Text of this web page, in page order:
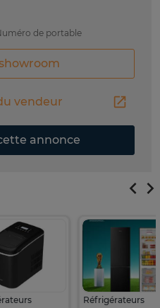
de portable
vendeur
annonce
Réfrigérateurs